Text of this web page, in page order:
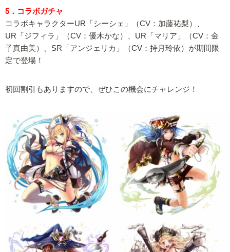
5．コラボガチャ
コラボキャラクターUR「シーシェ」（CV：加藤祐梨）、
UR「ジフィラ」（CV：優木かな）、UR「マリア」（CV：金
子真由美）、SR「アンジェリカ」（CV：持月玲依）が期間限
定で登場！
初回割引もありますので、ぜひこの機会にチャレンジ！